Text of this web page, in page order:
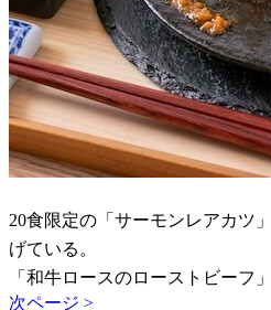
20食限定の「サーモンレアカツ
げている。
「和牛ロースのローストビーフ
次ページ >